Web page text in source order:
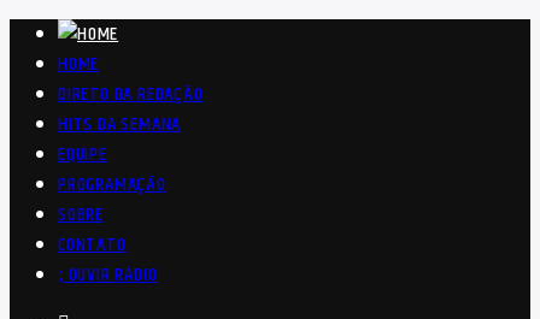
HOME
DIRETO DA REDAÇÃO
HITS DA SEMANA
EQUIPE
PROGRAMAÇÃO
SOBRE
CONTATO
OUVIR RÁDIO